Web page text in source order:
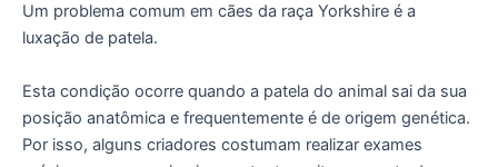
Um problema comum em cães da raça Yorkshire é a
luxação de patela.
Esta condição ocorre quando a patela do animal sai da sua
posição anatômica e frequentemente é de origem genética.
Por isso, alguns criadores costumam realizar exames